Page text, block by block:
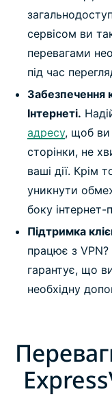
сервісом ви
перевагами
під час
Забезпечення
Інтернеті.
адресу, щоб ви
сторінки, не
ваші дії. Крім
уникнути
боку
Підтримка
працює з
гарантує, що
необхідну